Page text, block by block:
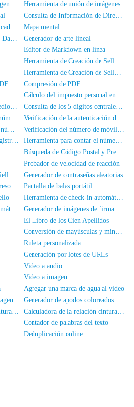
Cambiador de tamaño de imágenes en lotes
Herramienta de unión de imágenes
Consulta de Información de Dirección IP
Conversión del chino simplificado al chino tradicional
Mapa mental
Herramienta de Validación de Datos JSON
Generador de arte lineal
Editor de Markdown en línea
Herramienta de Creación de Sellos de Nombre Completo
Herramienta de Creación de Sellos Ovales
Herramienta para convertir PDF a imagen
Compresión de PDF
Cálculo del impuesto personal en línea
Consultar los 4 dígitos del medio del número de teléfono
Consulta de los 5 dígitos centrales de un número de teléfono
Consulta de la ubicación del número de teléfono móvil
Verificación de la autenticación de nombre real del número de móvil
Comprobación del estado del número de teléfono
Verificación del número de móvil y el nombre
Consulta de la duración de registro del número de móvil
Herramienta para contar el número de personas en las fotos
Búsqueda de Código Postal y Prefijo de Área
Probador de velocidad de reacción
Herramienta de Creación de Sellos Cuadrados
Generador de contraseñas aleatorias
Herramienta de detección de resolución de pantalla
Pantalla de balas portátil
Herramienta de check-in automático HadSky
Herramienta de check-in automático universal
Generador de imágenes de firma manuscrita
El Libro de los Cien Apellidos
Conversión de mayúsculas y minúsculas
Ruleta personalizada
Generación por lotes de URLs
Video a audio
Video a imagen
Agregar una marca de agua al video
Generador de apodos coloreados para WeChat
Calculadora de la relación cintura-cadera
Calculadora de la relación cintura-altura
Contador de palabras del texto
Deduplicación online